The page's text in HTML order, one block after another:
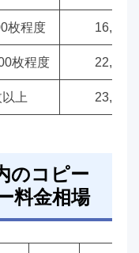
枚程度 16,000
枚程度 22,000
上 23,000
のコピー
料金相場